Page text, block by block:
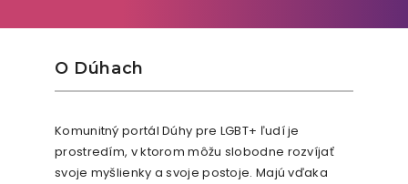
O Dúhach
Komunitný portál Dúhy pre LGBT+ ľudí je
prostredím, v ktorom môžu slobodne rozvíjať
svoje myšlienky a svoje postoje. Majú vďaka